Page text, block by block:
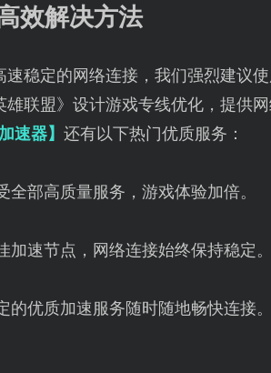
效解决方法
稳定的网络连接，我们强烈建议使
联盟》设计游戏专线优化，提供
速器】 还有以下热门优质服务：
部高质量服务，游戏体验加倍。
速节点，网络连接始终保持稳定。
优质加速服务随时随地畅快连接。